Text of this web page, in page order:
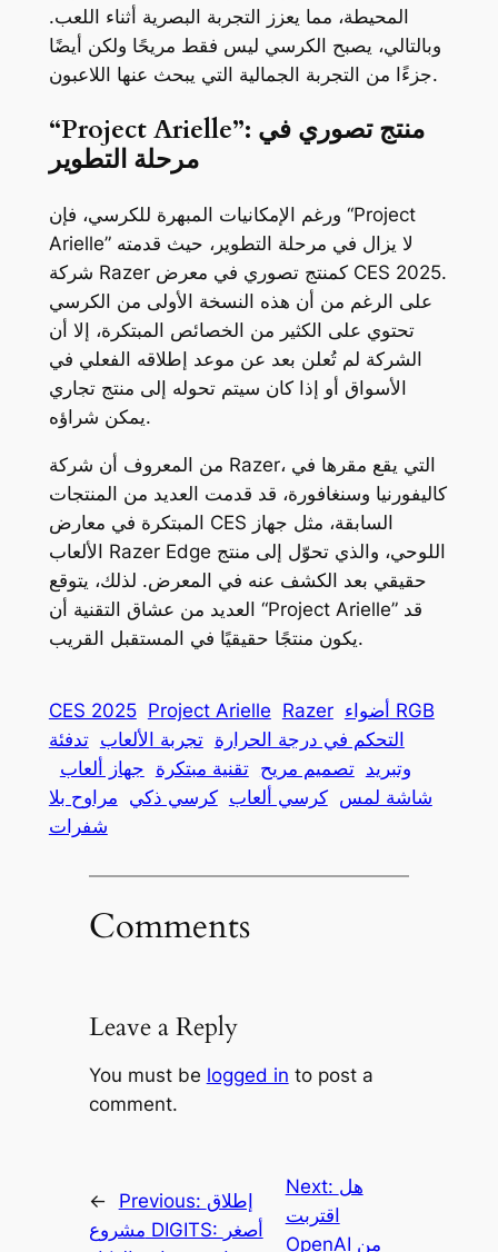
المحيطة، مما يعزز التجربة البصرية أثناء اللعب.
وبالتالي، يصبح الكرسي ليس فقط مريحًا ولكن أيضًا
جزءًا من التجربة الجمالية التي يبحث عنها اللاعبون.
“Project Arielle”: منتج تصوري في
مرحلة التطوير
ورغم الإمكانيات المبهرة للكرسي، فإن “Project
Arielle” لا يزال في مرحلة التطوير، حيث قدمته
شركة Razer كمنتج تصوري في معرض CES 2025.
على الرغم من أن هذه النسخة الأولى من الكرسي
تحتوي على الكثير من الخصائص المبتكرة، إلا أن
الشركة لم تُعلن بعد عن موعد إطلاقه الفعلي في
الأسواق أو إذا كان سيتم تحوله إلى منتج تجاري
يمكن شراؤه.
من المعروف أن شركة Razer، التي يقع مقرها في
كاليفورنيا وسنغافورة، قد قدمت العديد من المنتجات
المبتكرة في معارض CES السابقة، مثل جهاز
الألعاب Razer Edge اللوحي، والذي تحوّل إلى منتج
حقيقي بعد الكشف عنه في المعرض. لذلك، يتوقع
العديد من عشاق التقنية أن “Project Arielle” قد
يكون منتجًا حقيقيًا في المستقبل القريب.
CES 2025 Project Arielle Razer
أضواء RGB
التحكم في درجة الحرارة تجربة الألعاب تدفئة
وتبريد تصميم مريح تقنية مبتكرة جهاز ألعاب
شاشة لمس كرسي ألعاب كرسي ذكي مراوح بلا
شفرات
Comments
Leave a Reply
You must be logged in to post a
comment.
← Previous: إطلاق
مشروع DIGITS: أصغر
Next: هل
اقتربت
OpenAI من